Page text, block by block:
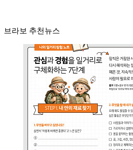
브라보 추천뉴스